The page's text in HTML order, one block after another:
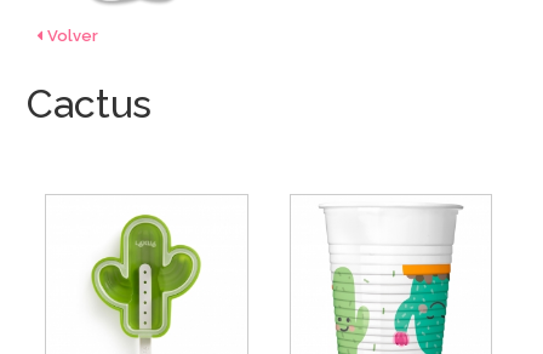
Volver
Cactus